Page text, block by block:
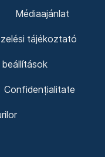
Médiaajánlat
tájékoztató
beállítások
Confidențialitate